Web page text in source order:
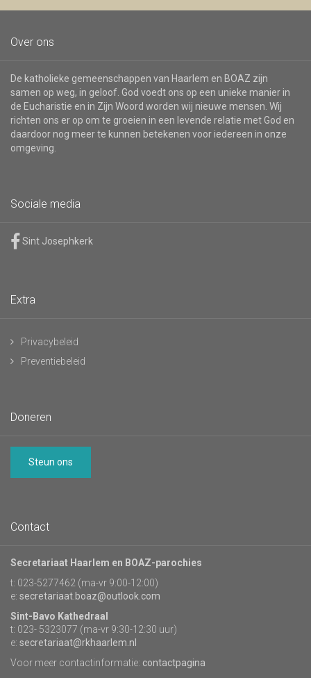
Over ons
De katholieke gemeenschappen van Haarlem en BOAZ zijn
samen op weg, in geloof. God voedt ons op een unieke manier in
de Eucharistie en in Zijn Woord worden wij nieuwe mensen. Wij
richten ons er op om te groeien in een levende relatie met God en
daardoor nog meer te kunnen betekenen voor iedereen in onze
omgeving.
Sociale media
Sint Josephkerk
Extra
Privacybeleid
Preventiebeleid
Doneren
Steun ons
Contact
Secretariaat Haarlem en BOAZ-parochies
t: 023-5277462 (ma-vr 9:00-12:00)
e: secretariaat.boaz@outlook.com
Sint-Bavo Kathedraal
t: 023- 5323077 (ma-vr 9:30-12:30 uur)
e: secretariaat@rkhaarlem.nl
Voor meer contactinformatie: contactpagina